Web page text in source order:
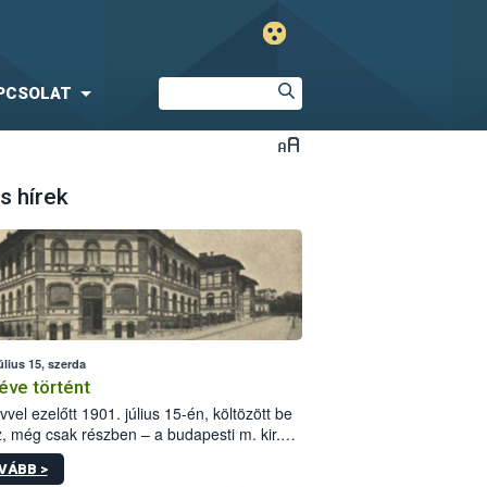
hírek
15, szerda
történt
ezelőtt 1901. július 15-én, költözött be
még csak részben – a budapesti m. kir.
állomás a Kis Rókus utca
alatti, Czigler Győző által tervezett új
>